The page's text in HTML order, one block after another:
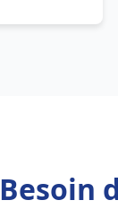
Besoin